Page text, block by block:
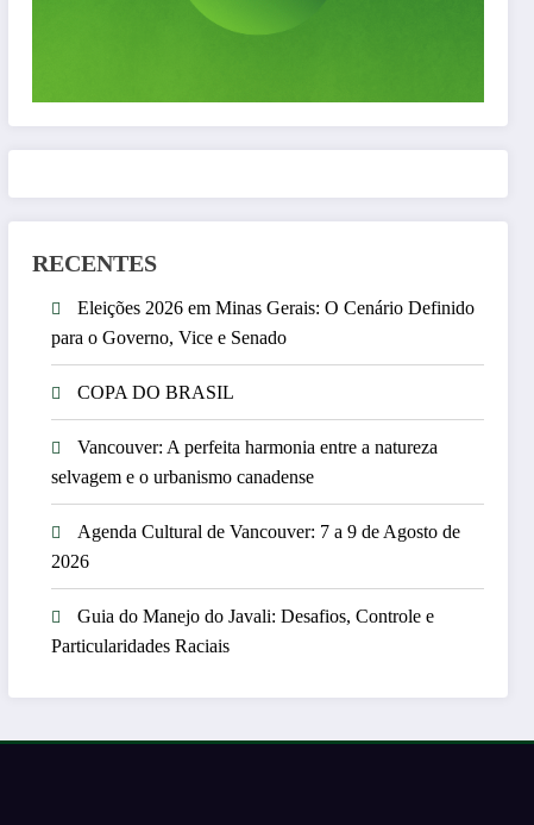
RECENTES
Eleições 2026 em Minas Gerais: O Cenário Definido
para o Governo, Vice e Senado
COPA DO BRASIL
Vancouver: A perfeita harmonia entre a natureza
selvagem e o urbanismo canadense
Agenda Cultural de Vancouver: 7 a 9 de Agosto de
2026
Guia do Manejo do Javali: Desafios, Controle e
Particularidades Raciais